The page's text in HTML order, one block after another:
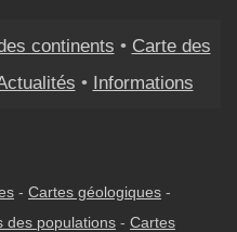
continents • Carte des
• Informations
- Cartes géologiques -
des populations - Cartes